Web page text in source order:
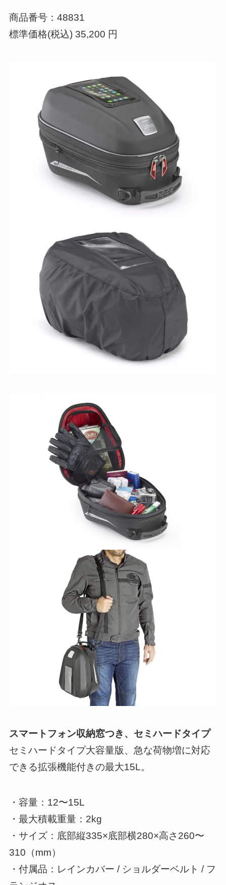
商品番号：48831
標準価格(税込) 35,200 円
スマートフォン収納窓つき、セミハードタイプ
セミハードタイプ大容量版、急な荷物増に対応
できる拡張機能付きの最大15L。
・容量：12〜15L
・最大積載重量：2kg
・サイズ：底部縦335×底部横280×高さ260〜
310（mm）
・付属品：レインカバー / ショルダーベルト / フ